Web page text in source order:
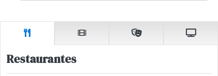
Restaurantes